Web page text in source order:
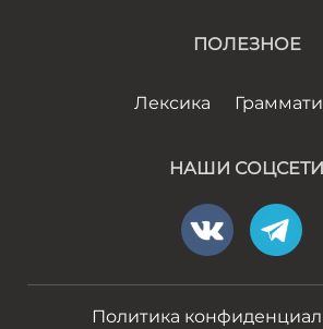
ПОЛЕЗНОЕ
Лексика
НАШИ СОЦСЕТИ
Политика